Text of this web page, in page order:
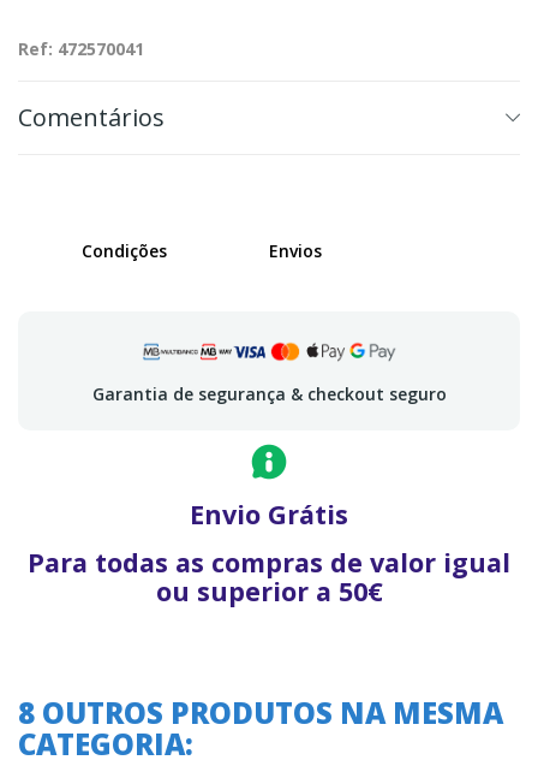
Ref: 472570041
Comentários
Condições Envios
Garantia de segurança & checkout seguro
Envio Grátis
Para todas as compras de valor igual
ou superior a 50€
8 OUTROS PRODUTOS NA MESMA
CATEGORIA: